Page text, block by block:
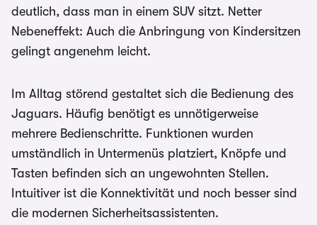
deutlich, dass man in einem SUV sitzt. Netter
Nebeneffekt: Auch die Anbringung von Kindersitzen
gelingt angenehm leicht.
Im Alltag störend gestaltet sich die Bedienung des
Jaguars. Häufig benötigt es unnötigerweise
mehrere Bedienschritte. Funktionen wurden
umständlich in Untermenüs platziert, Knöpfe und
Tasten befinden sich an ungewohnten Stellen.
Intuitiver ist die Konnektivität und noch besser sind
die modernen Sicherheitsassistenten.